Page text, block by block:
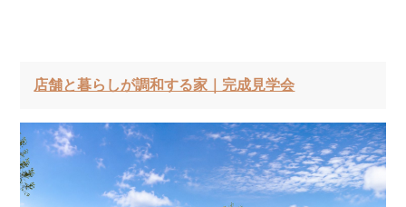
店舗と暮らしが調和する家｜完成見学会